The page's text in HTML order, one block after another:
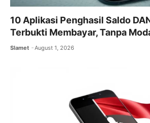
10 Aplikasi Penghasil Saldo
Terbukti Membayar, Tanpa
Slamet August 1, 2026